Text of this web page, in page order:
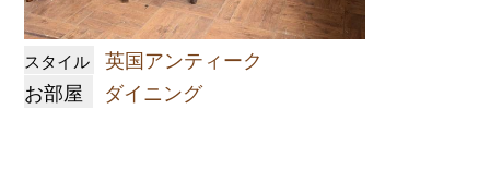
スタイル
英国アンティーク
お部屋
ダイニング